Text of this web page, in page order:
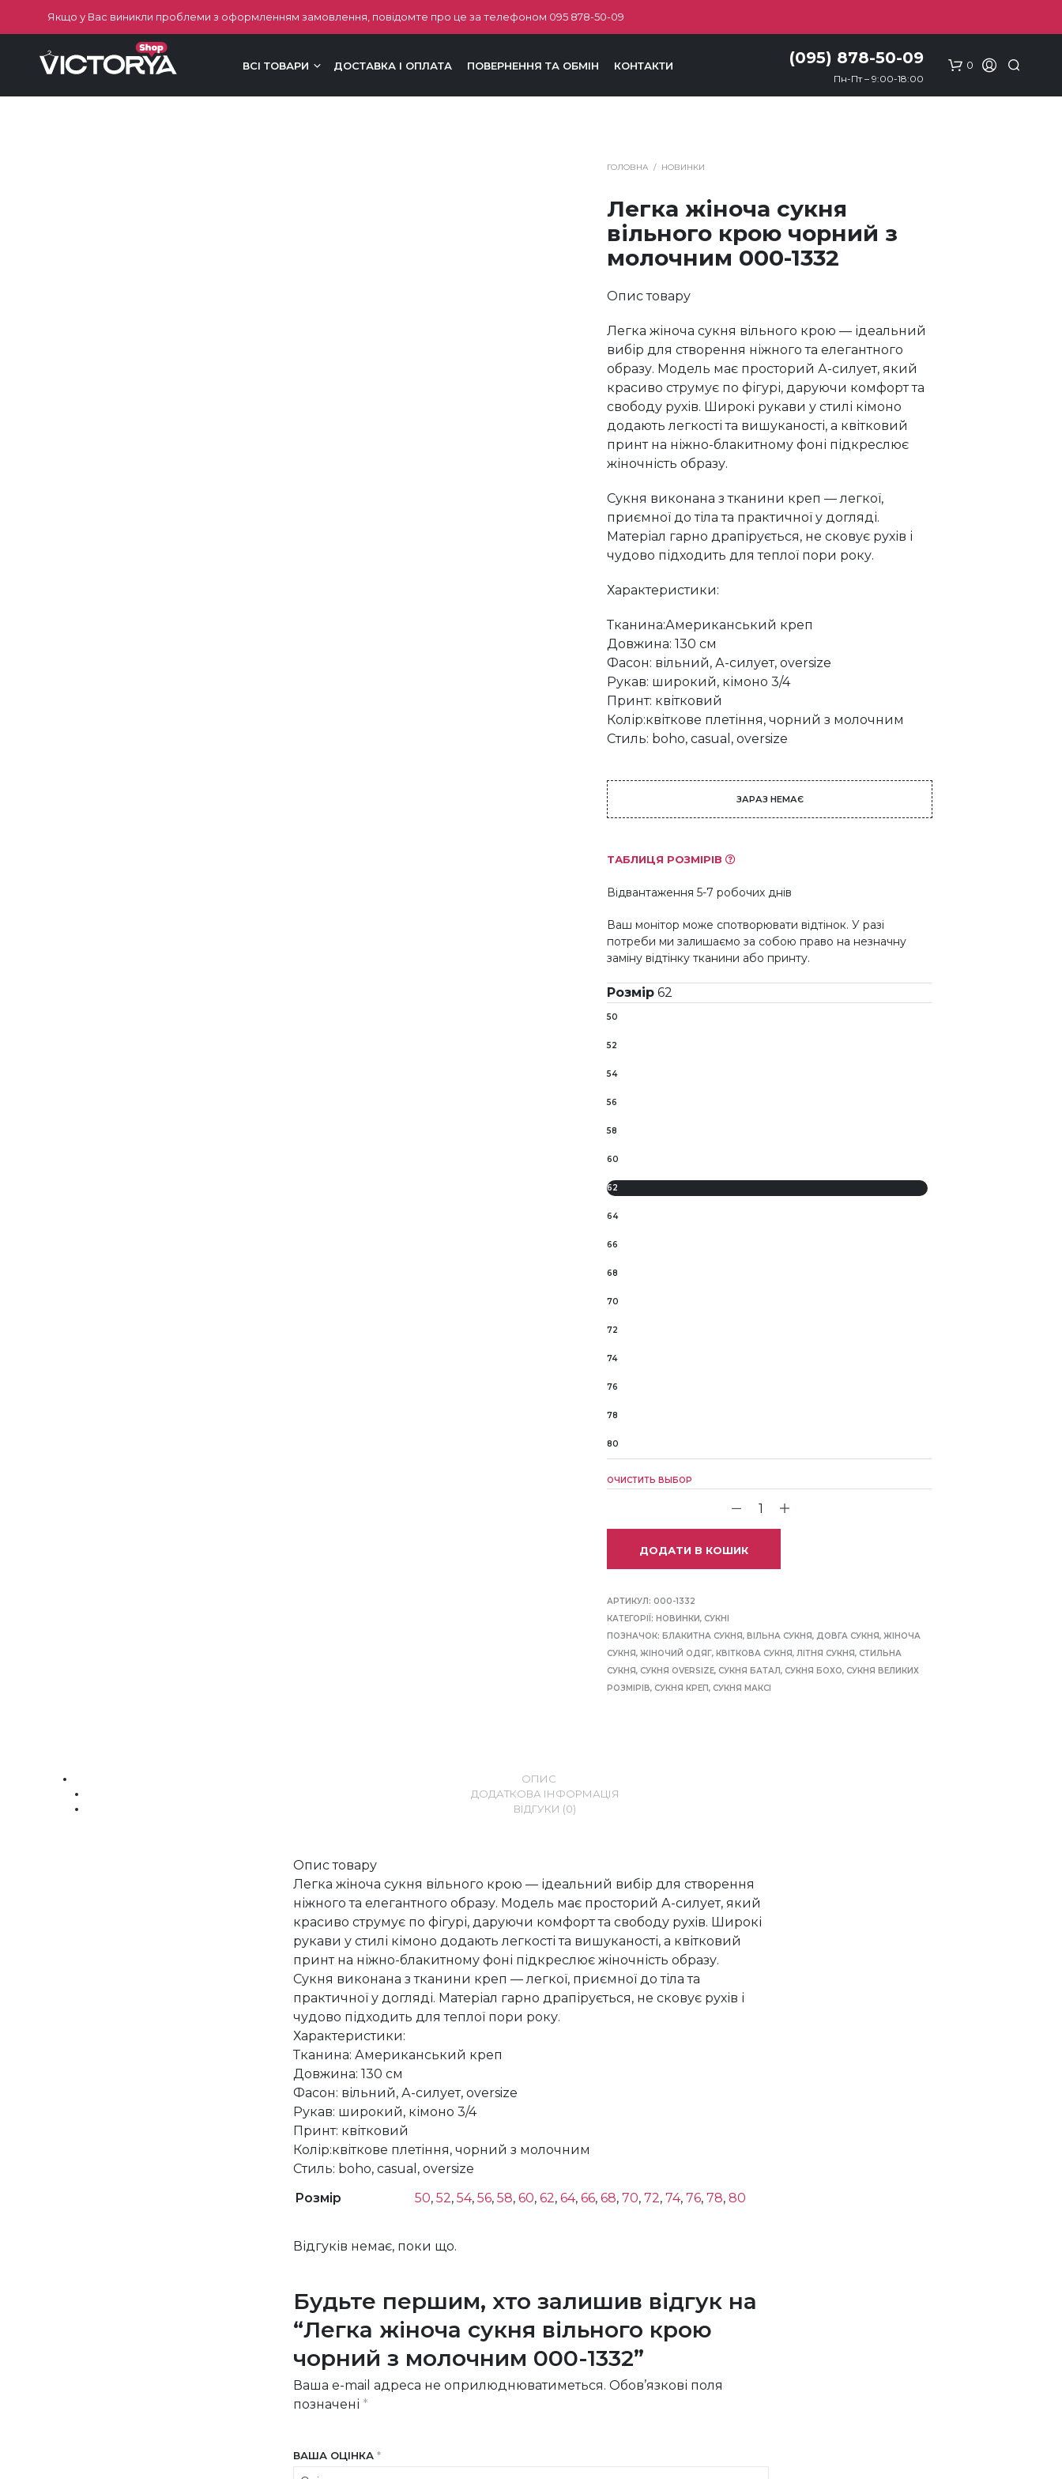
Якщо у Вас виникли проблеми з оформленням замовлення, повідомте про це за телефоном 095 878-50-09
ВСІ ТОВАРИ ДОСТАВКА І ОПЛАТА ПОВЕРНЕННЯ ТА ОБМІН КОНТАКТИ (095) 878-50-09
Пн-Пт – 9:00-18:00
0
ГОЛОВНА / НОВИНКИ
Легка жіноча сукня
вільного крою чорний з
молочним 000-1332
Опис товару
Легка жіноча сукня вільного крою — ідеальний
вибір для створення ніжного та елегантного
образу. Модель має просторий А-силует, який
красиво струмує по фігурі, даруючи комфорт та
свободу рухів. Широкі рукави у стилі кімоно
додають легкості та вишуканості, а квітковий
принт на ніжно-блакитному фоні підкреслює
жіночність образу.
Сукня виконана з тканини креп — легкої,
приємної до тіла та практичної у догляді.
Матеріал гарно драпірується, не сковує рухів і
чудово підходить для теплої пори року.
Характеристики:
Тканина:Американський креп
Довжина: 130 см
Фасон: вільний, А-силует, oversize
Рукав: широкий, кімоно 3/4
Принт: квітковий
Колір:квіткове плетіння, чорний з молочним
Стиль: boho, casual, oversize
ЗАРАЗ НЕМАЄ
ТАБЛИЦЯ РОЗМІРІВ
Відвантаження 5-7 робочих днів
Ваш монітор може спотворювати відтінок. У разі
потреби ми залишаємо за собою право на незначну
заміну відтінку тканини або принту.
Розмір 62
50
52
54
56
58
60
62
64
66
68
70
72
74
76
78
80
ОЧИСТИТЬ ВЫБОР
ДОДАТИ В КОШИК
АРТИКУЛ: 000-1332
КАТЕГОРІЇ:НОВИНКИ, СУКНІ
ПОЗНАЧОК:БЛАКИТНА СУКНЯ,ВІЛЬНА СУКНЯ,ДОВГА СУКНЯ,ЖІНОЧА
СУКНЯ,ЖІНОЧИЙ ОДЯГ,КВІТКОВА СУКНЯ,ЛІТНЯ СУКНЯ, СТИЛЬНА
СУКНЯ, СУКНЯ OVERSIZE, СУКНЯ БАТАЛ, СУКНЯ БОХО, СУКНЯ ВЕЛИКИХ
РОЗМІРІВ, СУКНЯ КРЕП, СУКНЯ МАКСІ
ОПИС
ДОДАТКОВА ІНФОРМАЦІЯ
ВІДГУКИ (0)
Опис товару
Легка жіноча сукня вільного крою — ідеальний вибір для створення
ніжного та елегантного образу. Модель має просторий А-силует, який
красиво струмує по фігурі, даруючи комфорт та свободу рухів. Широкі
рукави у стилі кімоно додають легкості та вишуканості, а квітковий
принт на ніжно-блакитному фоні підкреслює жіночність образу.
Сукня виконана з тканини креп — легкої, приємної до тіла та
практичної у догляді. Матеріал гарно драпірується, не сковує рухів і
чудово підходить для теплої пори року.
Характеристики:
Тканина: Американський креп
Довжина: 130 см
Фасон: вільний, А-силует, oversize
Рукав: широкий, кімоно 3/4
Принт: квітковий
Колір:квіткове плетіння, чорний з молочним
Стиль: boho, casual, oversize
Розмір
50, 52, 54, 56, 58, 60, 62, 64, 66, 68, 70, 72, 74, 76, 78, 80
Відгуків немає, поки що.
Будьте першим, хто залишив відгук на
“Легка жіноча сукня вільного крою
чорний з молочним 000-1332”
Ваша e-mail адреса не оприлюднюватиметься. Обов’язкові поля
позначені *
ВАША ОЦІНКА *